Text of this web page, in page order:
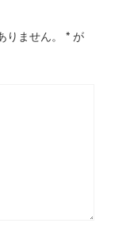
ません。 * が